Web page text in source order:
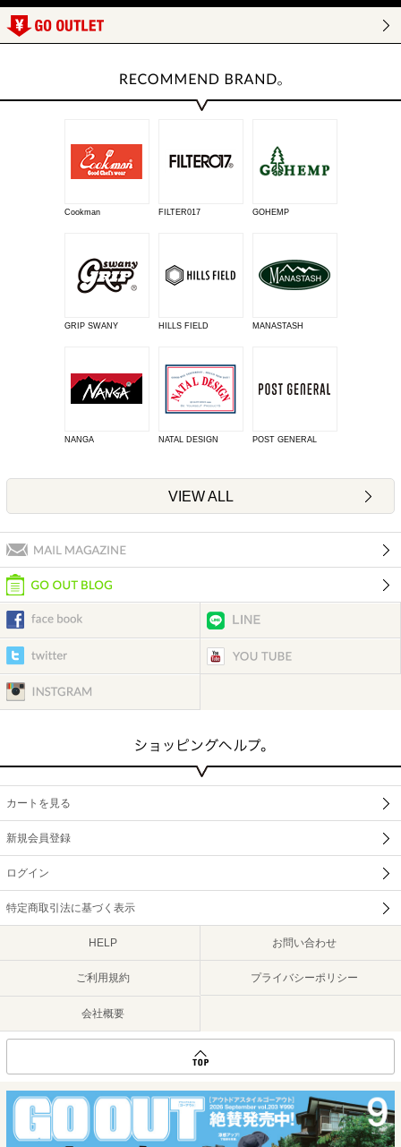
Cookman FILTER017 GOHEMP
GRIP SWANY HILLS FIELD MANASTASH
NANGA NATAL DESIGN POST GENERAL
VIEW ALL
カートを見る
新規会員登録
ログイン
特定商取引法に基づく表示
HELP お問い合わせ
ご利用規約 プライバシーポリシー
会社概要